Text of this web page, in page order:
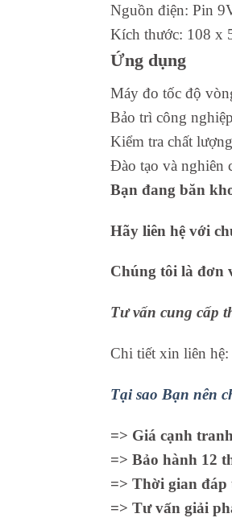
Nguồn điện: Pin
Kích thước: 108 x
Ứng dụng
Máy đo tốc độ
Bảo trì công nghiệp
Kiểm tra chất lượng
Đào tạo và nghiên
Bạn đang băn
Hãy liên hệ với
Chúng tôi là đơn
Tư vấn cung cấp
Chi tiết xin liên
Tại sao Bạn nên
=> Giá cạnh
=> Bảo hành 12
=> Thời gian đáp
=> Tư vấn giải